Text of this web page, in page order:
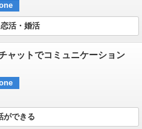
活・婚活
ャットでコミュニケーション
ができる